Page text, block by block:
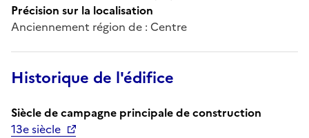
Précision sur la localisation
Anciennement région de : Centre
Historique de l'édifice
Siècle de campagne principale de construction
13e siècle